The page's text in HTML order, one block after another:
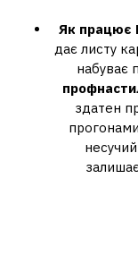
Як працює
дає листу
набуває
здатен